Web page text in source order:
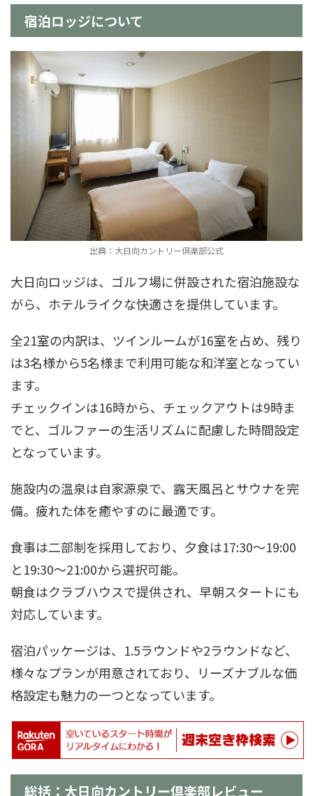
宿泊ロッジについて
出典：大日向カントリー倶楽部公式
大日向ロッジは、ゴルフ場に併設された宿泊施設な
がら、ホテルライクな快適さを提供しています。
全21室の内訳は、ツインルームが16室を占め、残り
は3名様から5名様まで利用可能な和洋室となってい
ます。
チェックインは16時から、チェックアウトは9時ま
でと、ゴルファーの生活リズムに配慮した時間設定
となっています。
施設内の温泉は自家源泉で、露天風呂とサウナを完
備。疲れた体を癒やすのに最適です。
食事は二部制を採用しており、夕食は17:30～19:00
と19:30～21:00から選択可能。
朝食はクラブハウスで提供され、早朝スタートにも
対応しています。
宿泊パッケージは、1.5ラウンドや2ラウンドなど、
様々なプランが用意されており、リーズナブルな価
格設定も魅力の一つとなっています。
総括：大日向カントリー倶楽部レビュー